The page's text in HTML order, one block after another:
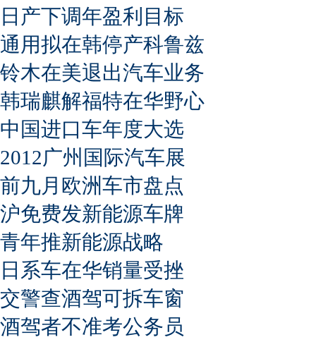
日产下调年盈利目标
通用拟在韩停产科鲁兹
铃木在美退出汽车业务
韩瑞麒解福特在华野心
中国进口车年度大选
2012广州国际汽车展
前九月欧洲车市盘点
沪免费发新能源车牌
青年推新能源战略
日系车在华销量受挫
交警查酒驾可拆车窗
酒驾者不准考公务员